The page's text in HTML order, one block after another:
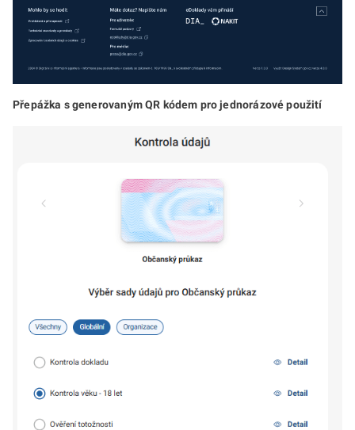
Přepážka s generovaným QR kódem pro jednorázové použití